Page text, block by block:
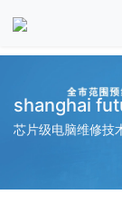
shanghai
芯片级电脑维修技